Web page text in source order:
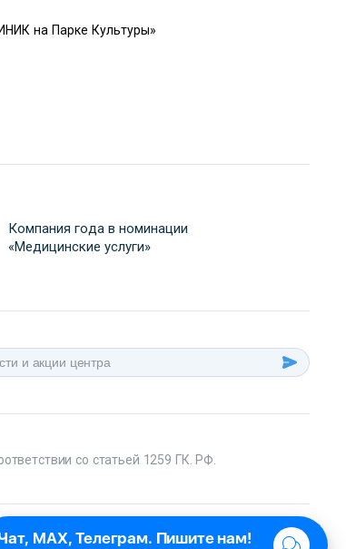
на Парке Культуры»
Компания года в номинации
«Медицинские услуги»
со статьей 1259 ГК. РФ.